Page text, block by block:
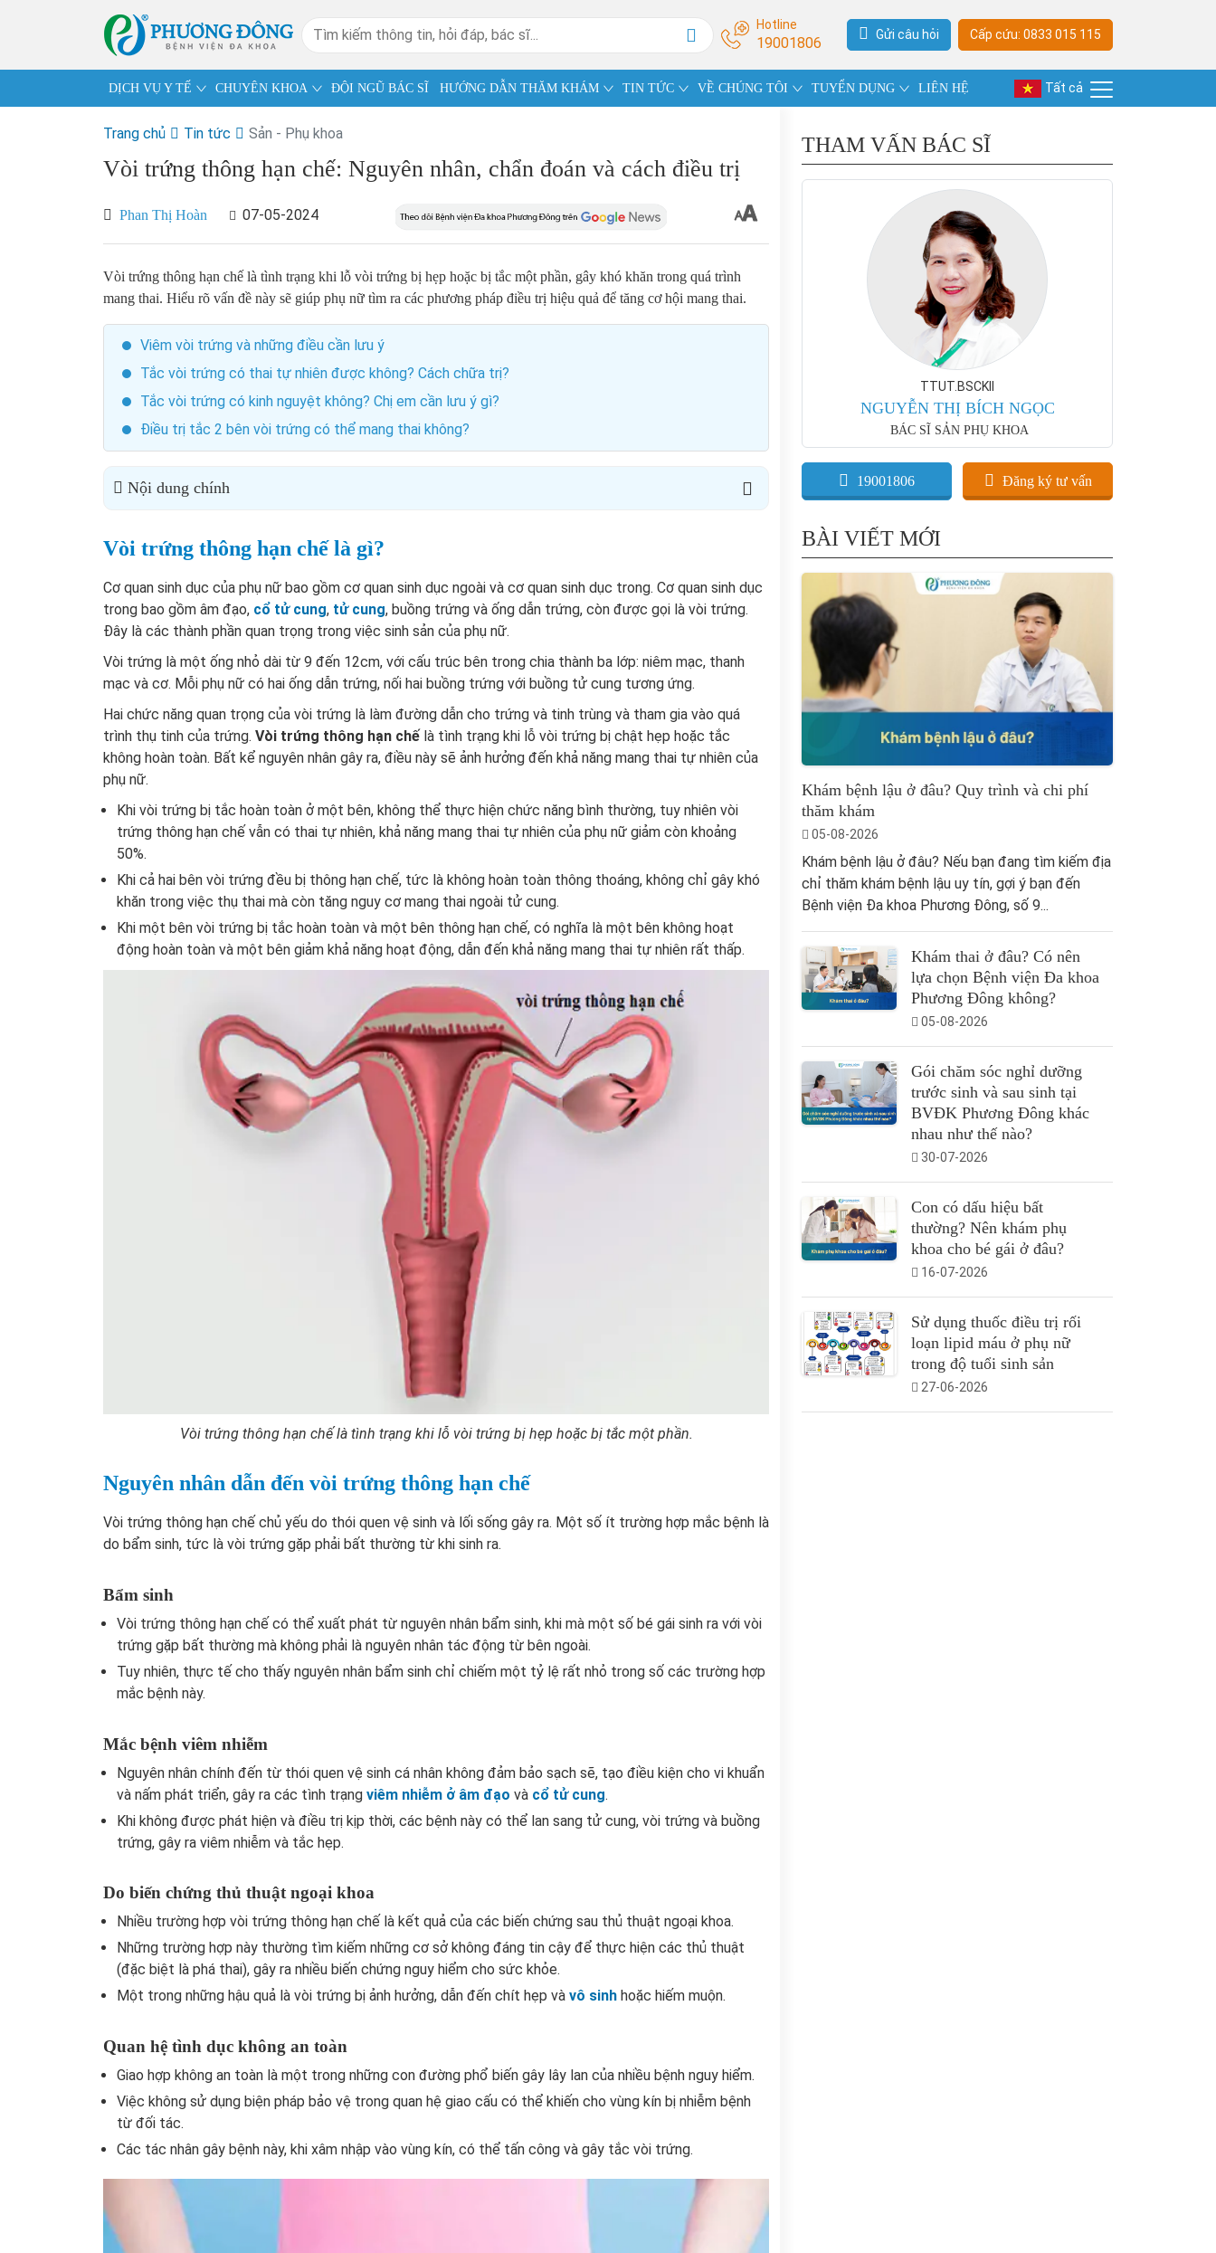
Hotline
19001806 Gửi câu hỏi Cấp cứu: 0833 015 115
DỊCH VỤ Y TẾ CHUYÊN KHOA ĐỘI NGŨ BÁC SĨ HƯỚNG DẪN THĂM KHÁM TIN TỨC VỀ CHÚNG TÔI TUYỂN DỤNG LIÊN HỆ Tất cả
Trang chủ Tin tức Sản - Phụ khoa
Vòi trứng thông hạn chế: Nguyên nhân, chẩn đoán và cách điều trị
Phan Thị Hoàn 07-05-2024
Vòi trứng thông hạn chế là tình trạng khi lỗ vòi trứng bị hẹp hoặc bị tắc một phần, gây khó khăn trong quá trình
mang thai. Hiểu rõ vấn đề này sẽ giúp phụ nữ tìm ra các phương pháp điều trị hiệu quả để tăng cơ hội mang thai.
Viêm vòi trứng và những điều cần lưu ý
Tắc vòi trứng có thai tự nhiên được không? Cách chữa trị?
Tắc vòi trứng có kinh nguyệt không? Chị em cần lưu ý gì?
Điều trị tắc 2 bên vòi trứng có thể mang thai không?
Nội dung chính
Vòi trứng thông hạn chế là gì?
Cơ quan sinh dục của phụ nữ bao gồm cơ quan sinh dục ngoài và cơ quan sinh dục trong. Cơ quan sinh dục
trong bao gồm âm đạo, cổ tử cung, tử cung, buồng trứng và ống dẫn trứng, còn được gọi là vòi trứng.
Đây là các thành phần quan trọng trong việc sinh sản của phụ nữ.
Vòi trứng là một ống nhỏ dài từ 9 đến 12cm, với cấu trúc bên trong chia thành ba lớp: niêm mạc, thanh
mạc và cơ. Mỗi phụ nữ có hai ống dẫn trứng, nối hai buồng trứng với buồng tử cung tương ứng.
Hai chức năng quan trọng của vòi trứng là làm đường dẫn cho trứng và tinh trùng và tham gia vào quá
trình thụ tinh của trứng. Vòi trứng thông hạn chế là tình trạng khi lỗ vòi trứng bị chật hẹp hoặc tắc
không hoàn toàn. Bất kể nguyên nhân gây ra, điều này sẽ ảnh hưởng đến khả năng mang thai tự nhiên của
phụ nữ.
Khi vòi trứng bị tắc hoàn toàn ở một bên, không thể thực hiện chức năng bình thường, tuy nhiên vòi
trứng thông hạn chế vẫn có thai tự nhiên, khả năng mang thai tự nhiên của phụ nữ giảm còn khoảng
50%.
Khi cả hai bên vòi trứng đều bị thông hạn chế, tức là không hoàn toàn thông thoáng, không chỉ gây khó
khăn trong việc thụ thai mà còn tăng nguy cơ mang thai ngoài tử cung.
Khi một bên vòi trứng bị tắc hoàn toàn và một bên thông hạn chế, có nghĩa là một bên không hoạt
động hoàn toàn và một bên giảm khả năng hoạt động, dẫn đến khả năng mang thai tự nhiên rất thấp.
Vòi trứng thông hạn chế là tình trạng khi lỗ vòi trứng bị hẹp hoặc bị tắc một phần.
Nguyên nhân dẫn đến vòi trứng thông hạn chế
Vòi trứng thông hạn chế chủ yếu do thói quen vệ sinh và lối sống gây ra. Một số ít trường hợp mắc bệnh là
do bẩm sinh, tức là vòi trứng gặp phải bất thường từ khi sinh ra.
Bẩm sinh
Vòi trứng thông hạn chế có thể xuất phát từ nguyên nhân bẩm sinh, khi mà một số bé gái sinh ra với vòi
trứng gặp bất thường mà không phải là nguyên nhân tác động từ bên ngoài.
Tuy nhiên, thực tế cho thấy nguyên nhân bẩm sinh chỉ chiếm một tỷ lệ rất nhỏ trong số các trường hợp
mắc bệnh này.
Mắc bệnh viêm nhiễm
Nguyên nhân chính đến từ thói quen vệ sinh cá nhân không đảm bảo sạch sẽ, tạo điều kiện cho vi khuẩn
và nấm phát triển, gây ra các tình trạng viêm nhiễm ở âm đạo và cổ tử cung.
Khi không được phát hiện và điều trị kịp thời, các bệnh này có thể lan sang tử cung, vòi trứng và buồng
trứng, gây ra viêm nhiễm và tắc hẹp.
Do biến chứng thủ thuật ngoại khoa
Nhiều trường hợp vòi trứng thông hạn chế là kết quả của các biến chứng sau thủ thuật ngoại khoa.
Những trường hợp này thường tìm kiếm những cơ sở không đáng tin cậy để thực hiện các thủ thuật
(đặc biệt là phá thai), gây ra nhiều biến chứng nguy hiểm cho sức khỏe.
Một trong những hậu quả là vòi trứng bị ảnh hưởng, dẫn đến chít hẹp và vô sinh hoặc hiếm muộn.
Quan hệ tình dục không an toàn
Giao hợp không an toàn là một trong những con đường phổ biến gây lây lan của nhiều bệnh nguy hiểm.
Việc không sử dụng biện pháp bảo vệ trong quan hệ giao cấu có thể khiến cho vùng kín bị nhiễm bệnh
từ đối tác.
Các tác nhân gây bệnh này, khi xâm nhập vào vùng kín, có thể tấn công và gây tắc vòi trứng.
THAM VẤN BÁC SĨ
TTUT.BSCKII
NGUYỄN THỊ BÍCH NGỌC
BÁC SĨ SẢN PHỤ KHOA
19001806 Đăng ký tư vấn
BÀI VIẾT MỚI
Khám bệnh lậu ở đâu? Quy trình và chi phí
thăm khám
05-08-2026
Khám bệnh lậu ở đâu? Nếu bạn đang tìm kiếm địa
chỉ thăm khám bệnh lậu uy tín, gợi ý bạn đến
Bệnh viện Đa khoa Phương Đông, số 9...
Khám thai ở đâu? Có nên
lựa chọn Bệnh viện Đa khoa
Phương Đông không?
05-08-2026
Gói chăm sóc nghỉ dưỡng
trước sinh và sau sinh tại
BVĐK Phương Đông khác
nhau như thế nào?
30-07-2026
Con có dấu hiệu bất
thường? Nên khám phụ
khoa cho bé gái ở đâu?
16-07-2026
Sử dụng thuốc điều trị rối
loạn lipid máu ở phụ nữ
trong độ tuổi sinh sản
27-06-2026